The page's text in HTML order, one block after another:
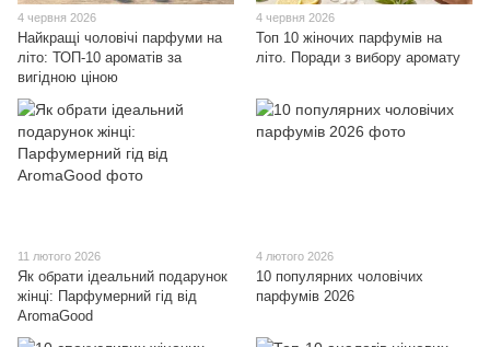
4 червня 2026
Найкращі чоловічі парфуми на
літо: ТОП-10 ароматів за
вигідною ціною
4 червня 2026
Топ 10 жіночих парфумів на
літо. Поради з вибору аромату
11 лютого 2026
Як обрати ідеальний подарунок
жінці: Парфумерний гід від
AromaGood
4 лютого 2026
10 популярних чоловічих
парфумів 2026